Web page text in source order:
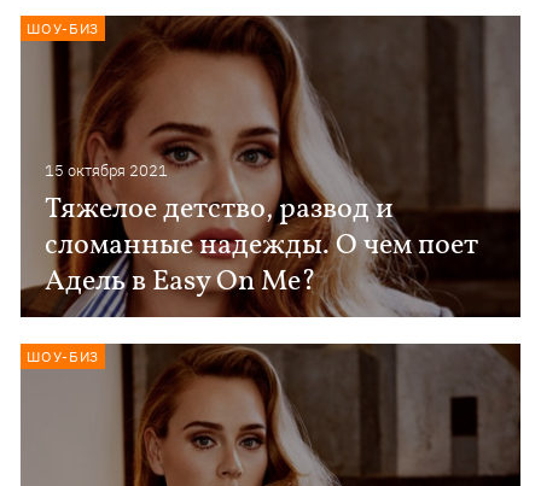
15 октября 2021
Тяжелое детство, развод и
сломанные надежды. О чем поет
Адель в Easy On Me?
ШОУ-БИЗ
ШОУ-БИЗ